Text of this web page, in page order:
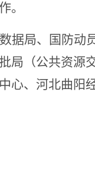
。
数据局、 国防动
局（公共资源
心、 河北曲阳